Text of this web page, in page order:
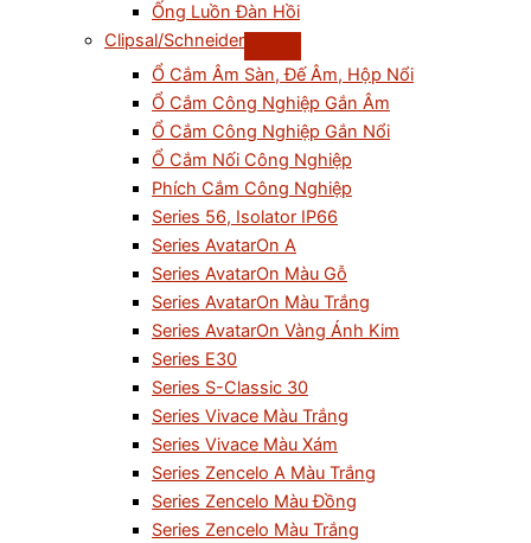
Ống Luồn Đàn Hồi
Clipsal/Schneider
Ổ Cắm Âm Sàn, Đế Âm, Hộp Nổi
Ổ Cắm Công Nghiệp Gắn Âm
Ổ Cắm Công Nghiệp Gắn Nổi
Ổ Cắm Nối Công Nghiệp
Phích Cắm Công Nghiệp
Series 56, Isolator IP66
Series AvatarOn A
Series AvatarOn Màu Gỗ
Series AvatarOn Màu Trắng
Series AvatarOn Vàng Ánh Kim
Series E30
Series S-Classic 30
Series Vivace Màu Trắng
Series Vivace Màu Xám
Series Zencelo A Màu Trắng
Series Zencelo Màu Đồng
Series Zencelo Màu Trắng